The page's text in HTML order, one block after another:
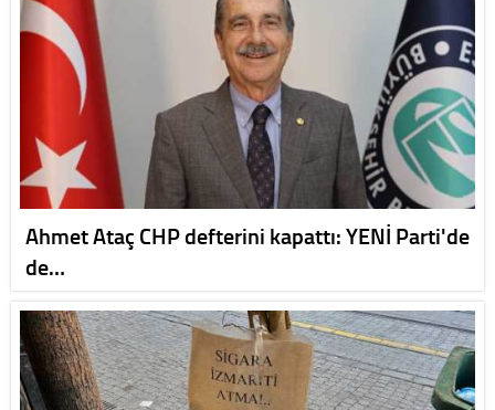
Ahmet Ataç CHP defterini kapattı: YENİ Parti'de
de…